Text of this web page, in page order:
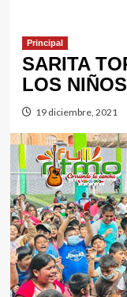
Principal
SARITA
LOS NIÑOS
19 diciembre, 2021